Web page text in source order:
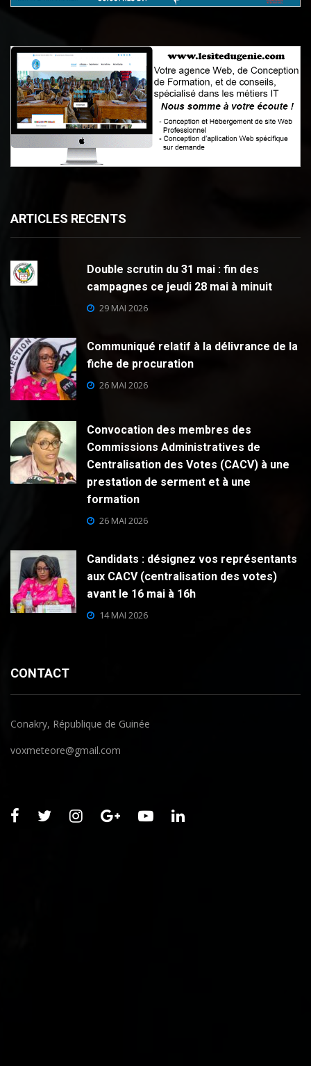
ARTICLES RECENTS
Double scrutin du 31 mai : fin des
campagnes ce jeudi 28 mai à minuit
29 MAI 2026
Communiqué relatif à la délivrance de la
fiche de procuration
26 MAI 2026
Convocation des membres des
Commissions Administratives de
Centralisation des Votes (CACV) à une
prestation de serment et à une
formation
26 MAI 2026
Candidats : désignez vos représentants
aux CACV (centralisation des votes)
avant le 16 mai à 16h
14 MAI 2026
CONTACT
Conakry, République de Guinée
voxmeteore@gmail.com